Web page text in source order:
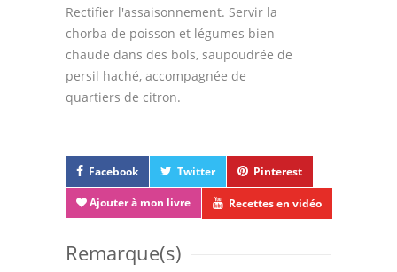
Rectifier l'assaisonnement. Servir la
chorba de poisson et légumes bien
chaude dans des bols, saupoudrée de
persil haché, accompagnée de
quartiers de citron.
Facebook Twitter Pinterest
Ajouter à mon livre Recettes en vidéo
Remarque(s)